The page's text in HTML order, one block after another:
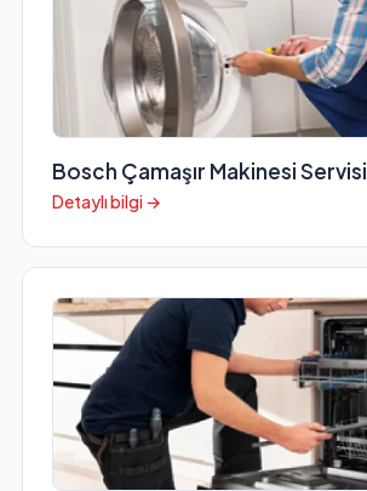
Bosch Çamaşır Makinesi Servisi
Detaylı bilgi →